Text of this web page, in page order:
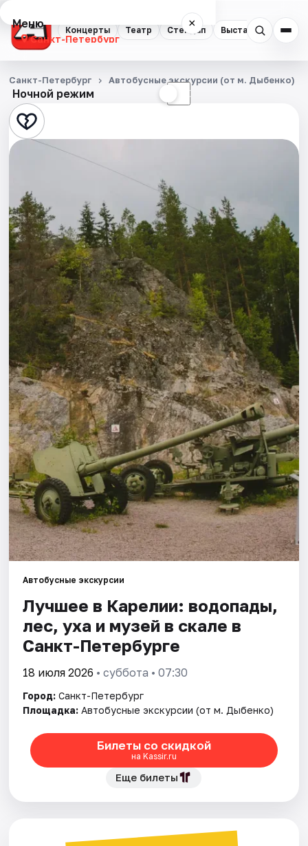
Концерты Театр Стендап Выставки
Меню ×
Санкт-Петербург
Концерты
Театр
Стендап
Квесты
Экскурсии
Спорт
События
Города
Площадки
Артисты
Рейтинги
Ночной режим ☾
Санкт-Петербург Автобусные экскурсии (от м. Дыбенко)
Автобусные экскурсии
Лучшее в Карелии: водопады,
лес, уха и музей в скале в
Санкт-Петербурге
18 июля 2026 • суббота • 07:30
Город: Санкт-Петербург
Площадка: Автобусные экскурсии (от м. Дыбенко)
Билеты со скидкой
на Kassir.ru
Еще билеты